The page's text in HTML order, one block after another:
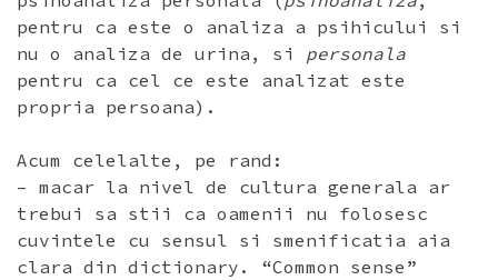
pentru ca este o analiza a psihicului si
nu o analiza de urina, si personala
pentru ca cel ce este analizat este
propria persoana).
Acum celelalte, pe rand:
– macar la nivel de cultura generala ar
trebui sa stii ca oamenii nu folosesc
cuvintele cu sensul si smenificatia aia
clara din dictionary. “Common sense”